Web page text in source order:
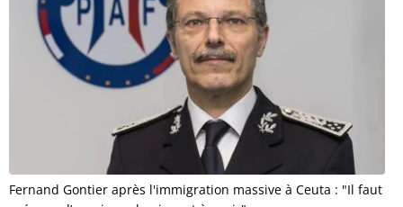
Fernand Gontier après l'immigration massive à Ceuta : "Il faut